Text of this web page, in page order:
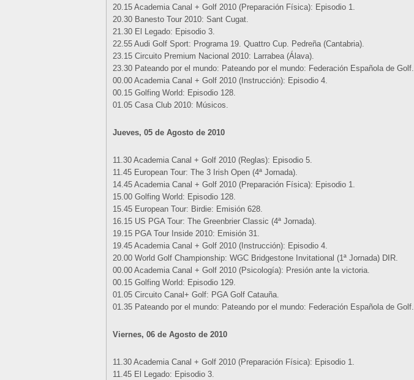
20.15 Academia Canal + Golf 2010 (Preparación Física): Episodio 1.
20.30 Banesto Tour 2010: Sant Cugat.
21.30 El Legado: Episodio 3.
22.55 Audi Golf Sport: Programa 19. Quattro Cup. Pedreña (Cantabria).
23.15 Circuito Premium Nacional 2010: Larrabea (Álava).
23.30 Pateando por el mundo: Pateando por el mundo: Federación Española de Golf.
00.00 Academia Canal + Golf 2010 (Instrucción): Episodio 4.
00.15 Golfing World: Episodio 128.
01.05 Casa Club 2010: Músicos.
Jueves, 05 de Agosto de 2010
11.30 Academia Canal + Golf 2010 (Reglas): Episodio 5.
11.45 European Tour: The 3 Irish Open (4ª Jornada).
14.45 Academia Canal + Golf 2010 (Preparación Física): Episodio 1.
15.00 Golfing World: Episodio 128.
15.45 European Tour: Birdie: Emisión 628.
16.15 US PGA Tour: The Greenbrier Classic (4ª Jornada).
19.15 PGA Tour Inside 2010: Emisión 31.
19.45 Academia Canal + Golf 2010 (Instrucción): Episodio 4.
20.00 World Golf Championship: WGC Bridgestone Invitational (1ª Jornada) DIR.
00.00 Academia Canal + Golf 2010 (Psicología): Presión ante la victoria.
00.15 Golfing World: Episodio 129.
01.05 Circuito Canal+ Golf: PGA Golf Catauña.
01.35 Pateando por el mundo: Pateando por el mundo: Federación Española de Golf.
Viernes, 06 de Agosto de 2010
11.30 Academia Canal + Golf 2010 (Preparación Física): Episodio 1.
11.45 El Legado: Episodio 3.